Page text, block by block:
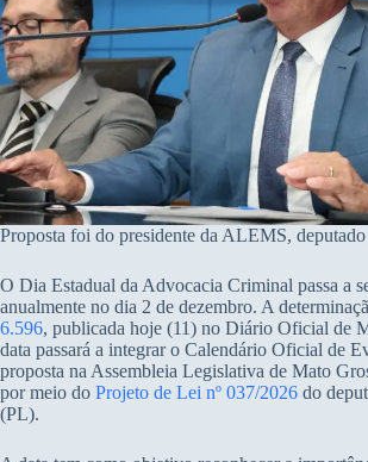
Proposta foi do presidente da ALEMS,
O Dia Estadual da Advocacia Criminal passa a
anualmente no dia 2 de dezembro. A
6.596, publicada hoje (11) no Diário Oficial de
data passará a integrar o Calendário Oficial de
proposta na Assembleia Legislativa de Mato
por meio do Projeto de Lei nº 037/2026 do
(PL).